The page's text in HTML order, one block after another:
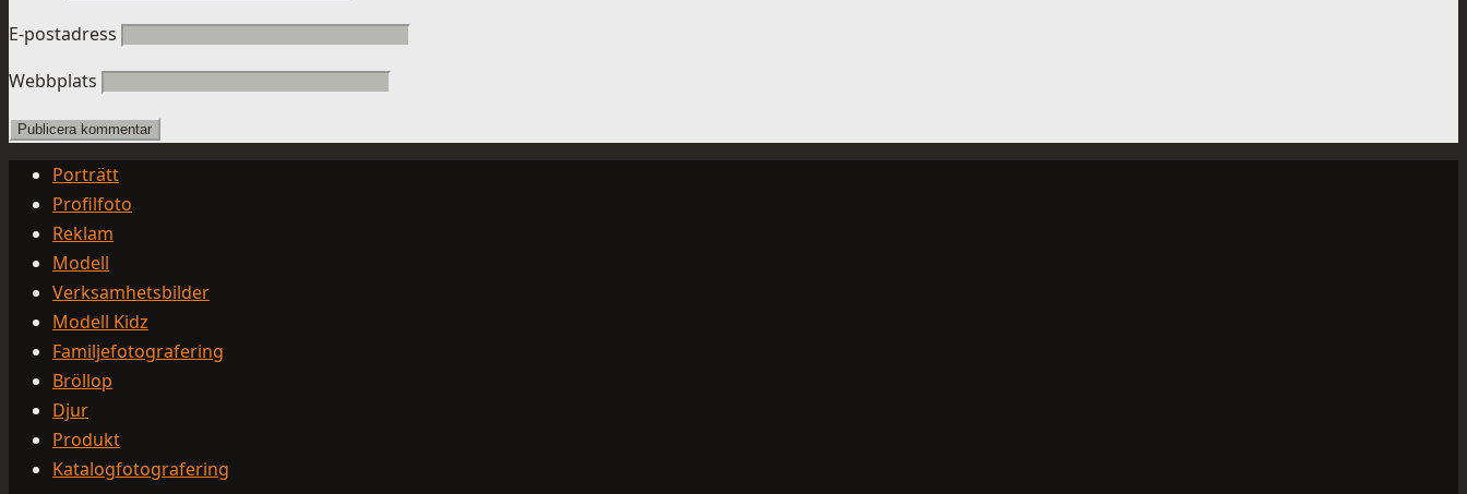
E-postadress
Webbplats
Porträtt
Profilfoto
Reklam
Modell
Verksamhetsbilder
Modell Kidz
Familjefotografering
Bröllop
Djur
Produkt
Katalogfotografering